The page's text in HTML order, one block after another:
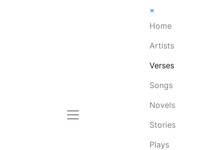
×
Home
Artists
Verses
Songs
Novels
Stories
Plays